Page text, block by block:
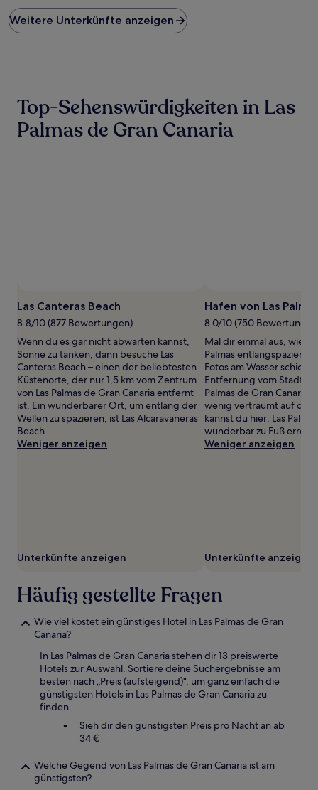
Preis
pro
Nacht,
24 Stunden
einen
Aufenthalt
zusätzliche
Bedingungen
gelten.
Weitere Unterkünfte anzeigen
Top-Sehenswürdigkeiten in Las
Palmas de Gran Canaria
Las Canteras Beach
8.8/10 (877 Bewertungen)
Wenn du es gar nicht abwarten kannst,
Sonne zu tanken, dann besuche Las
Canteras Beach – einen der beliebtesten
Küstenorte, der nur 1,5 km vom Zentrum
von Las Palmas de Gran Canaria entfernt
ist. Ein wunderbarer Ort, um entlang der
Wellen zu spazieren, ist Las Alcaravaneras
Beach.
Weniger anzeigen
Unterkünfte anzeigen
Hafen von Las
8.0/10 (750
Mal dir einmal aus, wie
Palmas entlangspazierst
Fotos am Wasser
Entfernung vom
Palmas de Gran Canaria.
wenig verträumt auf das
kannst du hier: Las
wunderbar zu Fuß
Weniger anzeigen
Unterkünfte anzeigen
Häufig gestellte Fragen
Wie viel kostet ein günstiges Hotel in Las Palmas de Gran
Canaria?
In Las Palmas de Gran Canaria stehen dir 13 preiswerte
Hotels zur Auswahl. Sortiere deine Suchergebnisse am
besten nach „Preis (aufsteigend)", um ganz einfach die
günstigsten Hotels in Las Palmas de Gran Canaria zu
finden.
Sieh dir den günstigsten Preis pro Nacht an ab
34 €
Welche Gegend von Las Palmas de Gran Canaria ist am
günstigsten?